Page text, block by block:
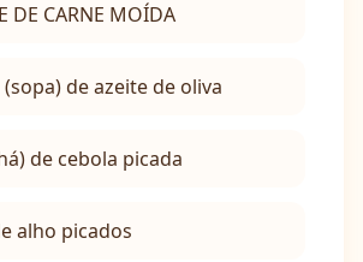
DE CARNE MOÍDA
de azeite de oliva
de cebola picada
alho picados